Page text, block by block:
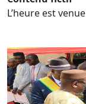
L’heure est